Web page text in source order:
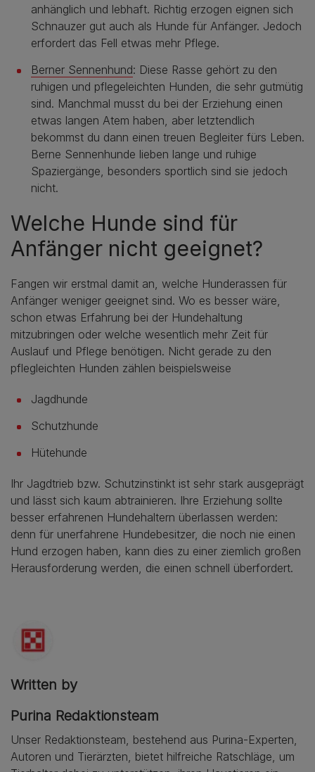
anhänglich und lebhaft. Richtig erzogen eignen sich
Schnauzer gut auch als Hunde für Anfänger. Jedoch
erfordert das Fell etwas mehr Pflege.
Berner Sennenhund: Diese Rasse gehört zu den
ruhigen und pflegeleichten Hunden, die sehr gutmütig
sind. Manchmal musst du bei der Erziehung einen
etwas langen Atem haben, aber letztendlich
bekommst du dann einen treuen Begleiter fürs Leben.
Berne Sennenhunde lieben lange und ruhige
Spaziergänge, besonders sportlich sind sie jedoch
nicht.
Welche Hunde sind für
Anfänger nicht geeignet?
Fangen wir erstmal damit an, welche Hunderassen für
Anfänger weniger geeignet sind. Wo es besser wäre,
schon etwas Erfahrung bei der Hundehaltung
mitzubringen oder welche wesentlich mehr Zeit für
Auslauf und Pflege benötigen. Nicht gerade zu den
pflegleichten Hunden zählen beispielsweise
Jagdhunde
Schutzhunde
Hütehunde
Ihr Jagdtrieb bzw. Schutzinstinkt ist sehr stark ausgeprägt
und lässt sich kaum abtrainieren. Ihre Erziehung sollte
besser erfahrenen Hundehaltern überlassen werden:
denn für unerfahrene Hundebesitzer, die noch nie einen
Hund erzogen haben, kann dies zu einer ziemlich großen
Herausforderung werden, die einen schnell überfordert.
Written by
Purina Redaktionsteam
Unser Redaktionsteam, bestehend aus Purina-Experten,
Autoren und Tierärzten, bietet hilfreiche Ratschläge, um